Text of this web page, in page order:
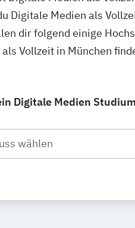
Digitale Medien als
dir folgend einige
als Vollzeit in München
Digitale Medien
wählen